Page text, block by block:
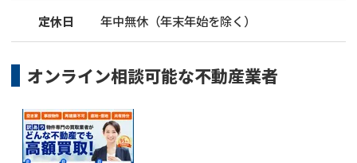
定休日 年中無休（年末年始を除く）
オンライン相談可能な不動産業者